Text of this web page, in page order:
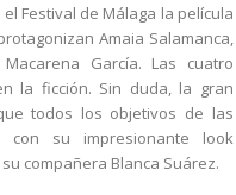
Festival de Málaga la película
Amaia Salamanca,
García. Las cuatro
la ficción. Sin duda, la gran
todos los objetivos de las
con su impresionante look
compañera Blanca Suárez.